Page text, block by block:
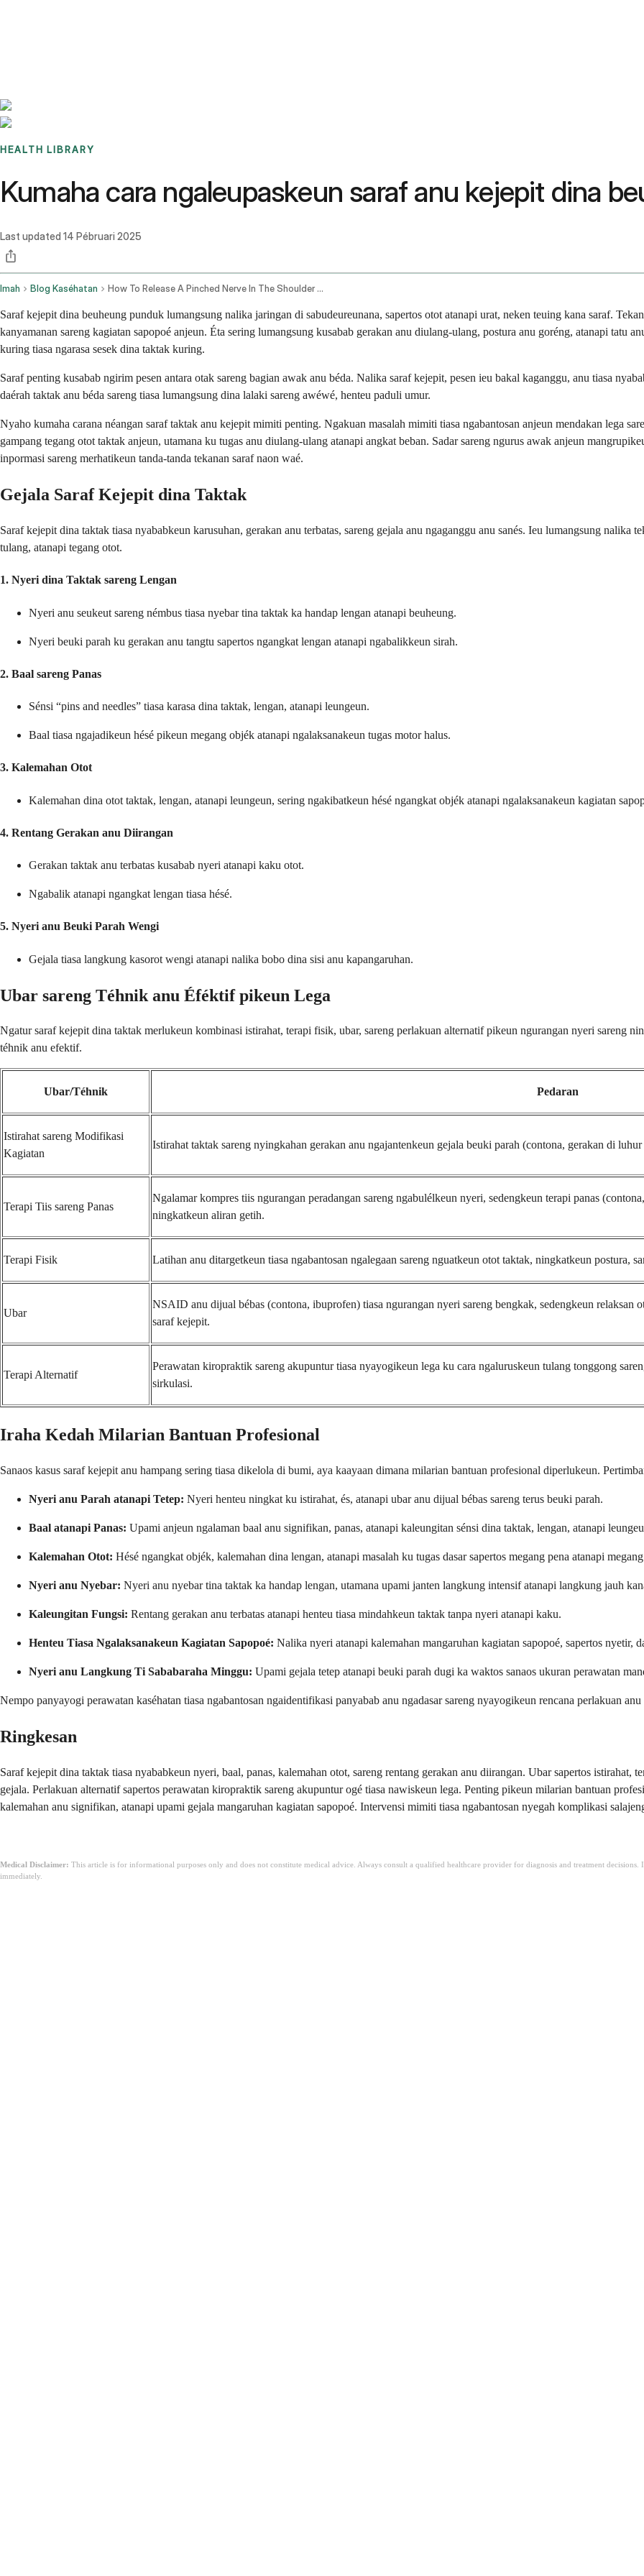
HEALTH LIBRARY
Kumaha cara ngaleupaskeun saraf anu kejepit dina
Last updated 14 Pébruari 2025
Imah Blog Kaséhatan How To Release A Pinched Nerve In The Shoulder Blade
Saraf kejepit dina beuheung punduk lumangsung nalika jaringan di sabudeureunana, sapertos otot atanapi urat, neken teuing kana saraf.
kanyamanan sareng kagiatan sapopoé anjeun. Éta sering lumangsung kusabab gerakan anu diulang-ulang, postura anu goréng, atanapi tatu
kuring tiasa ngarasa sesek dina taktak kuring.
Saraf penting kusabab ngirim pesen antara otak sareng bagian awak anu béda. Nalika saraf kejepit, pesen ieu bakal kaganggu, anu tiasa
daérah taktak anu béda sareng tiasa lumangsung dina lalaki sareng awéwé, henteu paduli umur.
Nyaho kumaha carana néangan saraf taktak anu kejepit mimiti penting. Ngakuan masalah mimiti tiasa ngabantosan anjeun mendakan lega
gampang tegang otot taktak anjeun, utamana ku tugas anu diulang-ulang atanapi angkat beban. Sadar sareng ngurus awak anjeun
inpormasi sareng merhatikeun tanda-tanda tekanan saraf naon waé.
Gejala Saraf Kejepit dina Taktak
Saraf kejepit dina taktak tiasa nyababkeun karusuhan, gerakan anu terbatas, sareng gejala anu ngaganggu anu sanés. Ieu lumangsung nalika
tulang, atanapi tegang otot.
1. Nyeri dina Taktak sareng Lengan
Nyeri anu seukeut sareng némbus tiasa nyebar tina taktak ka handap lengan atanapi beuheung.
Nyeri beuki parah ku gerakan anu tangtu sapertos ngangkat lengan atanapi ngabalikkeun sirah.
2. Baal sareng Panas
Sénsi “pins and needles” tiasa karasa dina taktak, lengan, atanapi leungeun.
Baal tiasa ngajadikeun hésé pikeun megang objék atanapi ngalaksanakeun tugas motor halus.
3. Kalemahan Otot
Kalemahan dina otot taktak, lengan, atanapi leungeun, sering ngakibatkeun hésé ngangkat objék atanapi ngalaksanakeun kagiatan
4. Rentang Gerakan anu Diirangan
Gerakan taktak anu terbatas kusabab nyeri atanapi kaku otot.
Ngabalik atanapi ngangkat lengan tiasa hésé.
5. Nyeri anu Beuki Parah Wengi
Gejala tiasa langkung kasorot wengi atanapi nalika bobo dina sisi anu kapangaruhan.
Ubar sareng Téhnik anu Éféktif pikeun Lega
Ngatur saraf kejepit dina taktak merlukeun kombinasi istirahat, terapi fisik, ubar, sareng perlakuan alternatif pikeun ngurangan nyeri sareng
téhnik anu efektif.
Ubar/Téhnik Pedaran
Istirahat sareng Modifikasi
Kagiatan
Istirahat taktak sareng nyingkahan gerakan anu ngajantenkeun gejala beuki parah (contona, gerakan di
Terapi Tiis sareng Panas
Ngalamar kompres tiis ngurangan peradangan sareng ngabulélkeun nyeri, sedengkeun terapi panas
ningkatkeun aliran getih.
Terapi Fisik Latihan anu ditargetkeun tiasa ngabantosan ngalegaan sareng nguatkeun otot taktak, ningkatkeun postura,
Ubar
NSAID anu dijual bébas (contona, ibuprofen) tiasa ngurangan nyeri sareng bengkak, sedengkeun relaksan
saraf kejepit.
Terapi Alternatif
Perawatan kiropraktik sareng akupuntur tiasa nyayogikeun lega ku cara ngaluruskeun tulang tonggong
sirkulasi.
Iraha Kedah Milarian Bantuan Profesional
Sanaos kasus saraf kejepit anu hampang sering tiasa dikelola di bumi, aya kaayaan dimana milarian bantuan profesional diperlukeun.
Nyeri anu Parah atanapi Tetep: Nyeri henteu ningkat ku istirahat, és, atanapi ubar anu dijual bébas sareng terus beuki parah.
Baal atanapi Panas: Upami anjeun ngalaman baal anu signifikan, panas, atanapi kaleungitan sénsi dina taktak, lengan, atanapi
Kalemahan Otot: Hésé ngangkat objék, kalemahan dina lengan, atanapi masalah ku tugas dasar sapertos megang pena atanapi
Nyeri anu Nyebar: Nyeri anu nyebar tina taktak ka handap lengan, utamana upami janten langkung intensif atanapi langkung jauh
Kaleungitan Fungsi: Rentang gerakan anu terbatas atanapi henteu tiasa mindahkeun taktak tanpa nyeri atanapi kaku.
Henteu Tiasa Ngalaksanakeun Kagiatan Sapopoé: Nalika nyeri atanapi kalemahan mangaruhan kagiatan sapopoé, sapertos nyetir,
Nyeri anu Langkung Ti Sababaraha Minggu: Upami gejala tetep atanapi beuki parah dugi ka waktos sanaos ukuran perawatan
Nempo panyayogi perawatan kaséhatan tiasa ngabantosan ngaidentifikasi panyabab anu ngadasar sareng nyayogikeun rencana perlakuan
Ringkesan
Saraf kejepit dina taktak tiasa nyababkeun nyeri, baal, panas, kalemahan otot, sareng rentang gerakan anu diirangan. Ubar sapertos istirahat,
gejala. Perlakuan alternatif sapertos perawatan kiropraktik sareng akupuntur ogé tiasa nawiskeun lega. Penting pikeun milarian bantuan
kalemahan anu signifikan, atanapi upami gejala mangaruhan kagiatan sapopoé. Intervensi mimiti tiasa ngabantosan nyegah komplikasi
Medical Disclaimer: This article is for informational purposes only and does not constitute medical advice. Always consult a qualified healthcare provider for diagnosis and treatment
immediately.